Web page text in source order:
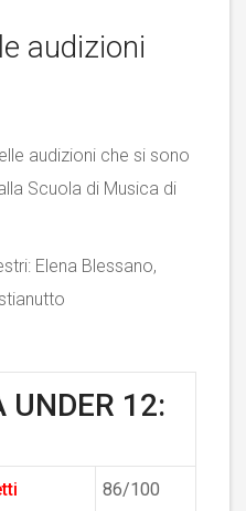
audizioni
audizioni che si sono
Scuola di Musica di
Elena Blessano,
UNDER 12:
86/100